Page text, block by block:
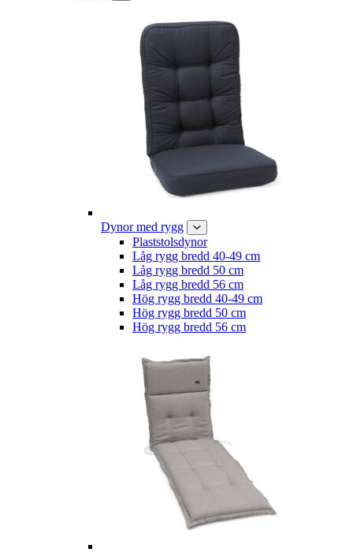
Dynor med rygg
Plaststolsdynor
Låg rygg bredd 40-49 cm
Låg rygg bredd 50 cm
Låg rygg bredd 56 cm
Hög rygg bredd 40-49 cm
Hög rygg bredd 50 cm
Hög rygg bredd 56 cm